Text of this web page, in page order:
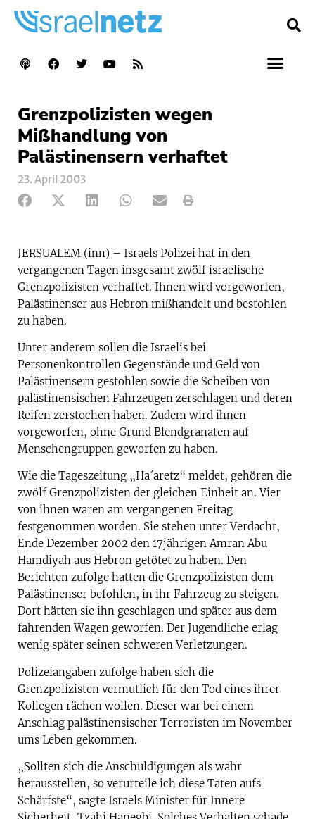
Grenzpolizisten wegen
Mißhandlung von
Palästinensern verhaftet
23. April 2003
JERSUALEM (inn) – Israels Polizei hat in den
vergangenen Tagen insgesamt zwölf israelische
Grenzpolizisten verhaftet. Ihnen wird vorgeworfen,
Palästinenser aus Hebron mißhandelt und bestohlen
zu haben.
Unter anderem sollen die Israelis bei
Personenkontrollen Gegenstände und Geld von
Palästinensern gestohlen sowie die Scheiben von
palästinensischen Fahrzeugen zerschlagen und deren
Reifen zerstochen haben. Zudem wird ihnen
vorgeworfen, ohne Grund Blendgranaten auf
Menschengruppen geworfen zu haben.
Wie die Tageszeitung „Ha´aretz“ meldet, gehören die
zwölf Grenzpolizisten der gleichen Einheit an. Vier
von ihnen waren am vergangenen Freitag
festgenommen worden. Sie stehen unter Verdacht,
Ende Dezember 2002 den 17jährigen Amran Abu
Hamdiyah aus Hebron getötet zu haben. Den
Berichten zufolge hatten die Grenzpolizisten dem
Palästinenser befohlen, in ihr Fahrzeug zu steigen.
Dort hätten sie ihn geschlagen und später aus dem
fahrenden Wagen geworfen. Der Jugendliche erlag
wenig später seinen schweren Verletzungen.
Polizeiangaben zufolge haben sich die
Grenzpolizisten vermutlich für den Tod eines ihrer
Kollegen rächen wollen. Dieser war bei einem
Anschlag palästinensischer Terroristen im November
ums Leben gekommen.
„Sollten sich die Anschuldigungen als wahr
herausstellen, so verurteile ich diese Taten aufs
Schärfste“, sagte Israels Minister für Innere